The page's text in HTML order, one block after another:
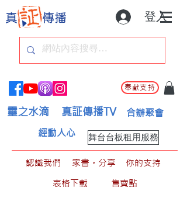
登入
奉獻支持
靈之水滴 真証傳播TV 合辦聚會
舞台台板租用服務
經動人心
認識我們 家書。分享
你的支持
表格下載
售賣點